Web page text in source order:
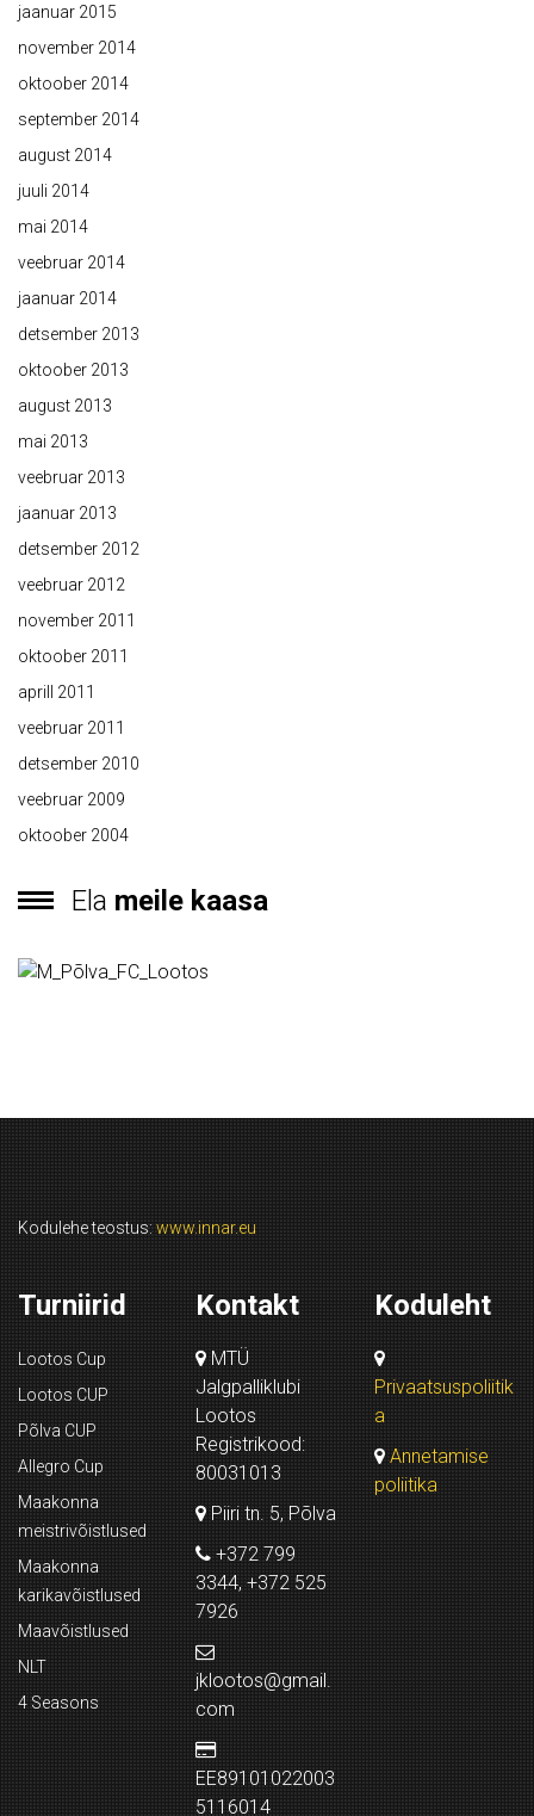
jaanuar 2015
november 2014
oktoober 2014
september 2014
august 2014
juuli 2014
mai 2014
veebruar 2014
jaanuar 2014
detsember 2013
oktoober 2013
august 2013
mai 2013
veebruar 2013
jaanuar 2013
detsember 2012
veebruar 2012
november 2011
oktoober 2011
aprill 2011
veebruar 2011
detsember 2010
veebruar 2009
oktoober 2004
Ela meile kaasa
Kodulehe teostus: www.innar.eu
Turniirid
Lootos Cup
Lootos CUP
Põlva CUP
Allegro Cup
Maakonna
meistrivõistlused
Maakonna
karikavõistlused
Maavõistlused
NLT
4 Seasons
Kontakt
MTÜ
Jalgpalliklubi
Lootos
Registrikood:
80031013
Piiri tn. 5, Põlva
+372 799
3344, +372 525
7926
jklootos@gmail.
com
EE89101022003
5116014
Koduleht
Privaatsuspoliitik
a
Annetamise
poliitika